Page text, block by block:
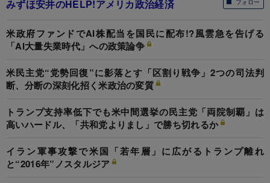
フォロー
みずほ安井のHELP!アメリカ政治経済
米政府ファンドでAI株配当を国民に配布!?風雲急を告げる
「AI大量失業時代」への政策論争
米民主党“党勢回復”に影落とす「区割り戦争」2つの司法判
断、分断の深刻化招く米政治の変質
トランプ支持率低下でも米中間選挙の民主党「両院制覇」は
高いハードル、「共和党よりまし」で勝ち切れるか
イラン軍事攻撃で米国「若年層」に広がるトランプ離れ
と“2016年”ノスタルジア